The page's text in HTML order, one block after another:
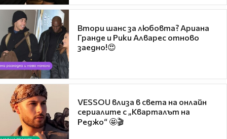
Втори шанс за любовта? Ариана
Гранде и Рики Алварес отново
заедно!😍
VESSOU влиза в света на онлайн
сериалите с „Кварталът на
Реджо“ 🤩🎬